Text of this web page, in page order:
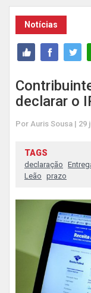
Notícias
declarar o
Por Auris Sousa | 29
TAGS
declaração
Leão prazo